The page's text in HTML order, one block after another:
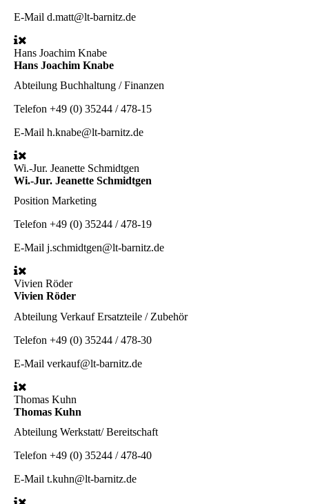
E-Mail d.matt@lt-barnitz.de
Hans Joachim Knabe
Hans Joachim Knabe
Abteilung Buchhaltung / Finanzen
Telefon +49 (0) 35244 / 478-15
E-Mail h.knabe@lt-barnitz.de
Wi.-Jur. Jeanette Schmidtgen
Wi.-Jur. Jeanette Schmidtgen
Position Marketing
Telefon +49 (0) 35244 / 478-19
E-Mail j.schmidtgen@lt-barnitz.de
Vivien Röder
Vivien Röder
Abteilung Verkauf Ersatzteile / Zubehör
Telefon +49 (0) 35244 / 478-30
E-Mail verkauf@lt-barnitz.de
Thomas Kuhn
Thomas Kuhn
Abteilung Werkstatt/ Bereitschaft
Telefon +49 (0) 35244 / 478-40
E-Mail t.kuhn@lt-barnitz.de